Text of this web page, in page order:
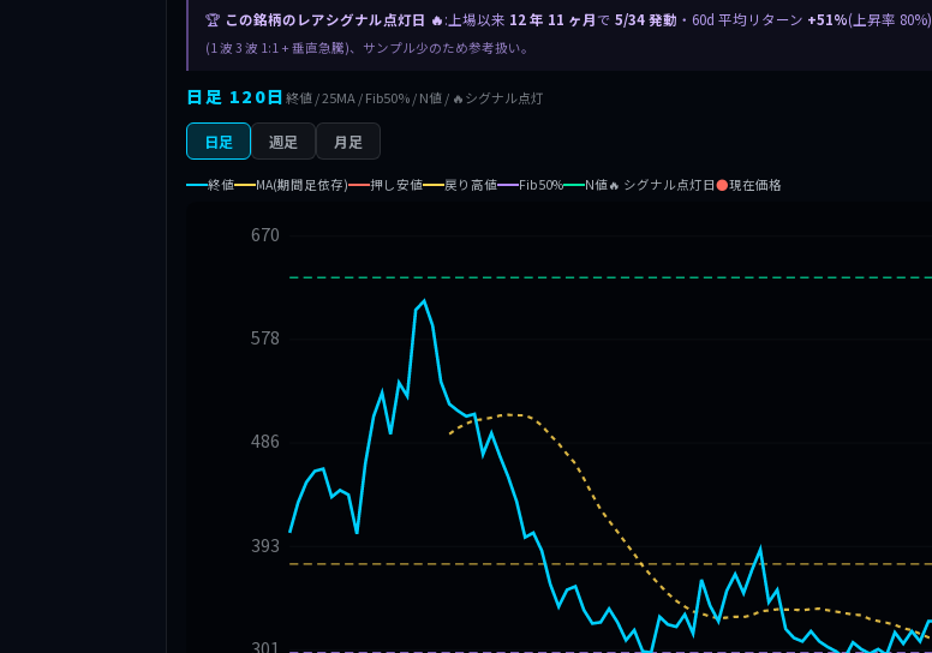
🏆 この銘柄のレアシグナル点灯日 🔥:上場以来 12 年 11 ヶ月で 5/34 発動 ・60d 平均リターン +51%(上昇率 80%)
(1 波 3 波 1:1 + 垂直急騰)、サンプル少のため参考扱い。
日足 120日終値 / 25MA / Fib50% / N値 / 🔥シグナル点灯
日足 週足 月足
終値 MA(期間足依存) 押し安値 戻り高値 Fib50% N値🔥 シグナル点灯日●現在価格
670
578
486
393
301